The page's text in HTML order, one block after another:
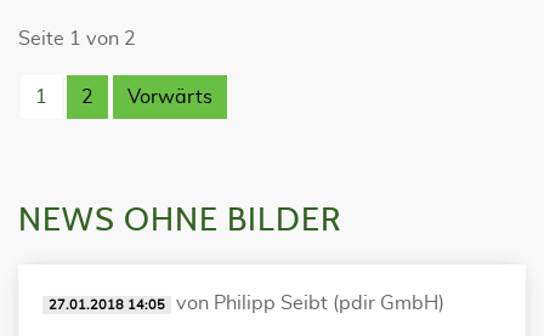
Seite 1 von 2
1 2 Vorwärts
NEWS OHNE BILDER
27.01.2018 14:05 von Philipp Seibt (pdir GmbH)